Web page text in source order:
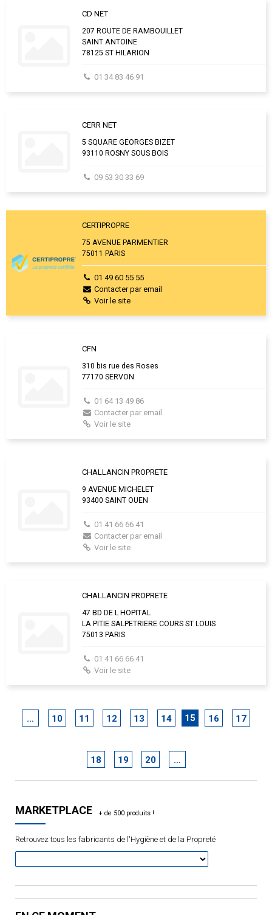
CD NET
207 ROUTE DE RAMBOUILLET
SAINT ANTOINE
78125 ST HILARION
01 34 83 46 91
CERR NET
5 SQUARE GEORGES BIZET
93110 ROSNY SOUS BOIS
09 53 30 33 69
CERTIPROPRE
75 AVENUE PARMENTIER
75011 PARIS
01 49 60 55 55
Contacter par email
Voir le site
CFN
310 bis rue des Roses
77170 SERVON
01 64 13 49 86
Contacter par email
Voir le site
CHALLANCIN PROPRETE
9 AVENUE MICHELET
93400 SAINT OUEN
01 41 66 66 41
Contacter par email
Voir le site
CHALLANCIN PROPRETE
47 BD DE L HOPITAL
LA PITIE SALPETRIERE COURS ST LOUIS
75013 PARIS
01 41 66 66 41
Voir le site
… 10 11 12 13 14 15 16 17
18 19 20 …
MARKETPLACE
Retrouvez tous les fabricants de l'Hygiène et de la Propreté